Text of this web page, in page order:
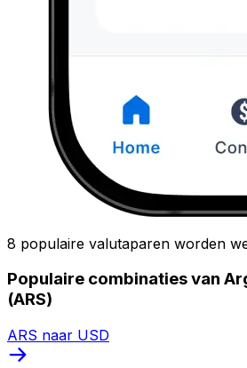
8 populaire valutaparen worden
Populaire combinaties van
(ARS)
ARS naar USD